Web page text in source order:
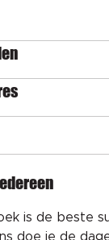
is de beste
doe je de